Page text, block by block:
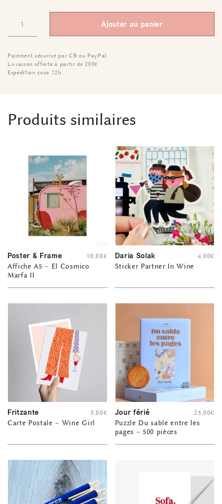
Ajouter au panier
Paiement sécurisé par CB ou PayPal.
Livraison offerte à partir de 200€
Expédition sous 72h.
Produits similaires
Poster & Frame
Affiche A5 – El Cosmico
Marfa II
10,00€ Daria Solak
Sticker Partner In Wine
4,00€
Fritzante
Carte Postale – Wine Girl
3,00€ Jour férié
Puzzle Du sable entre les
pages – 500 pièces
25,00€